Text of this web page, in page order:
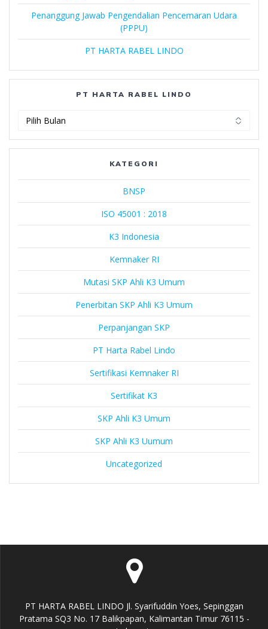
Penanggung Jawab Pengendalian Pencemaran Udara
(PPPU)
PT HARTA RABEL LINDO
PT HARTA RABEL LINDO
Rabel
KATEGORI
BNSP
ISO 45001 : 2018
K3 Indonesia
Kemnaker RI
Mutasi SKP Ahli K3 Umum
Penerbitan SKP Ahli K3 Umum
Perpanjangan SKP
PT Harta Rabel Lindo
Sertifikasi Kemnaker RI
Sertifikat K3
SKP Ahli K3 Umum
SKP Ahli K3 Uumum
Uncategorized
PT HARTA RABEL LINDO Jl. Syarifuddin Yoes, Sepinggan
Pratama SQ3 No. 17 Balikpapan, Kalimantan Timur 76115 -